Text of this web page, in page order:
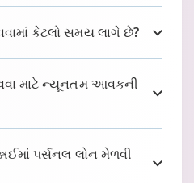
કેટલો સમય લાગે છે?
માટે ન્યૂનતમ આવકની
પર્સનલ લોન મેળવી